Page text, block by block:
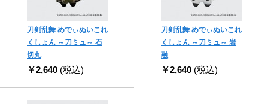
刀剣乱舞 めでぃぬいこれ
くしょん ～刀ミュ～ 石
切丸
￥2,640 (税込)
刀剣乱舞 めでぃぬいこれ
くしょん ～刀ミュ～ 岩
融
￥2,640 (税込)